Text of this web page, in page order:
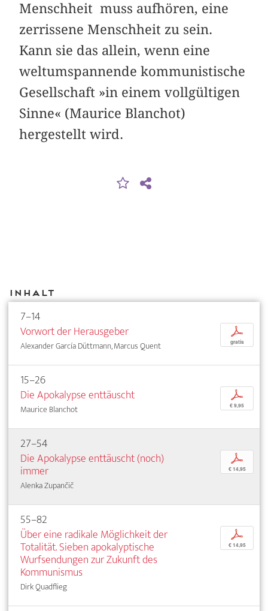
Menschheit muss aufhören, eine
zerrissene Menschheit zu sein.
Kann sie das allein, wenn eine
weltumspannende kommunistische
Gesellschaft »in einem vollgültigen
Sinne« (Maurice Blanchot)
hergestellt wird.
Inhalt
7–14
Vorwort der Herausgeber
Alexander García Düttmann, Marcus Quent
p
gratis
15–26
Die Apokalypse enttäuscht
Maurice Blanchot
p
€ 9,95
27–54
Die Apokalypse enttäuscht (noch)
immer
Alenka Zupančič
p
€ 14,95
55–82
Über eine radikale Möglichkeit der
Totalität. Sieben apokalyptische
Wurfsendungen zur Zukunft des
Kommunismus
Dirk Quadflieg
p
€ 14,95